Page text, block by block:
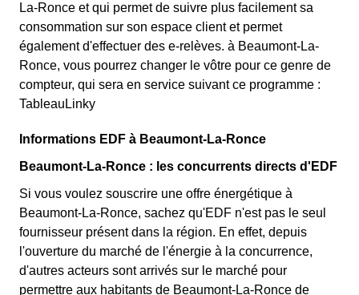
La-Ronce et qui permet de suivre plus facilement sa
consommation sur son espace client et permet
également d'effectuer des e-relèves. à Beaumont-La-
Ronce, vous pourrez changer le vôtre pour ce genre de
compteur, qui sera en service suivant ce programme :
TableauLinky
Informations EDF à Beaumont-La-Ronce
Beaumont-La-Ronce : les concurrents directs d'EDF
Si vous voulez souscrire une offre énergétique à
Beaumont-La-Ronce, sachez qu'EDF n'est pas le seul
fournisseur présent dans la région. En effet, depuis
l'ouverture du marché de l'énergie à la concurrence,
d'autres acteurs sont arrivés sur le marché pour
permettre aux habitants de Beaumont-La-Ronce de